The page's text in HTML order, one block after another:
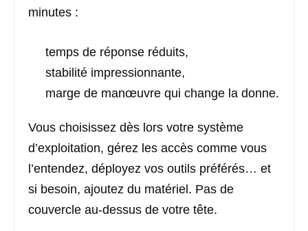
minutes :
temps de réponse réduits,
stabilité impressionnante,
marge de manœuvre qui change la donne.
Vous choisissez dès lors votre système
d’exploitation, gérez les accès comme vous
l’entendez, déployez vos outils préférés… et
si besoin, ajoutez du matériel. Pas de
couvercle au-dessus de votre tête.